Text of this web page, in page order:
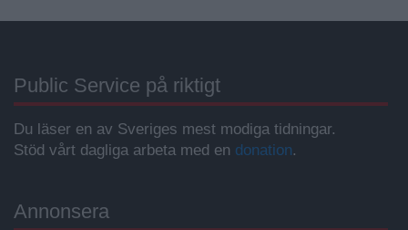
Public Service på riktigt
Du läser en av Sveriges mest modiga tidningar.
Stöd vårt dagliga arbeta med en donation.
Annonsera